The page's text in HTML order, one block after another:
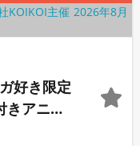
好き限定
アニメ